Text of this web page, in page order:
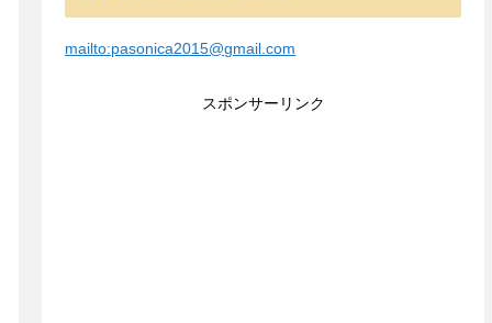
mailto:pasonica2015@gmail.com
スポンサーリンク